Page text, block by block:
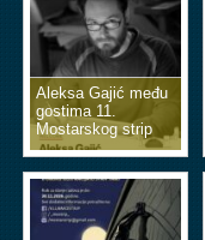
Aleksa Gajić među
gostima 11.
Mostarskog strip
vikenda